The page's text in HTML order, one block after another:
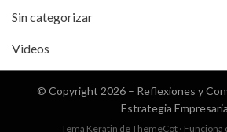
Sin categorizar
Videos
© Copyright 2026 – Reflexiones y
Estrategia
Tema Keratin deThemeCot ⋅ Funciona